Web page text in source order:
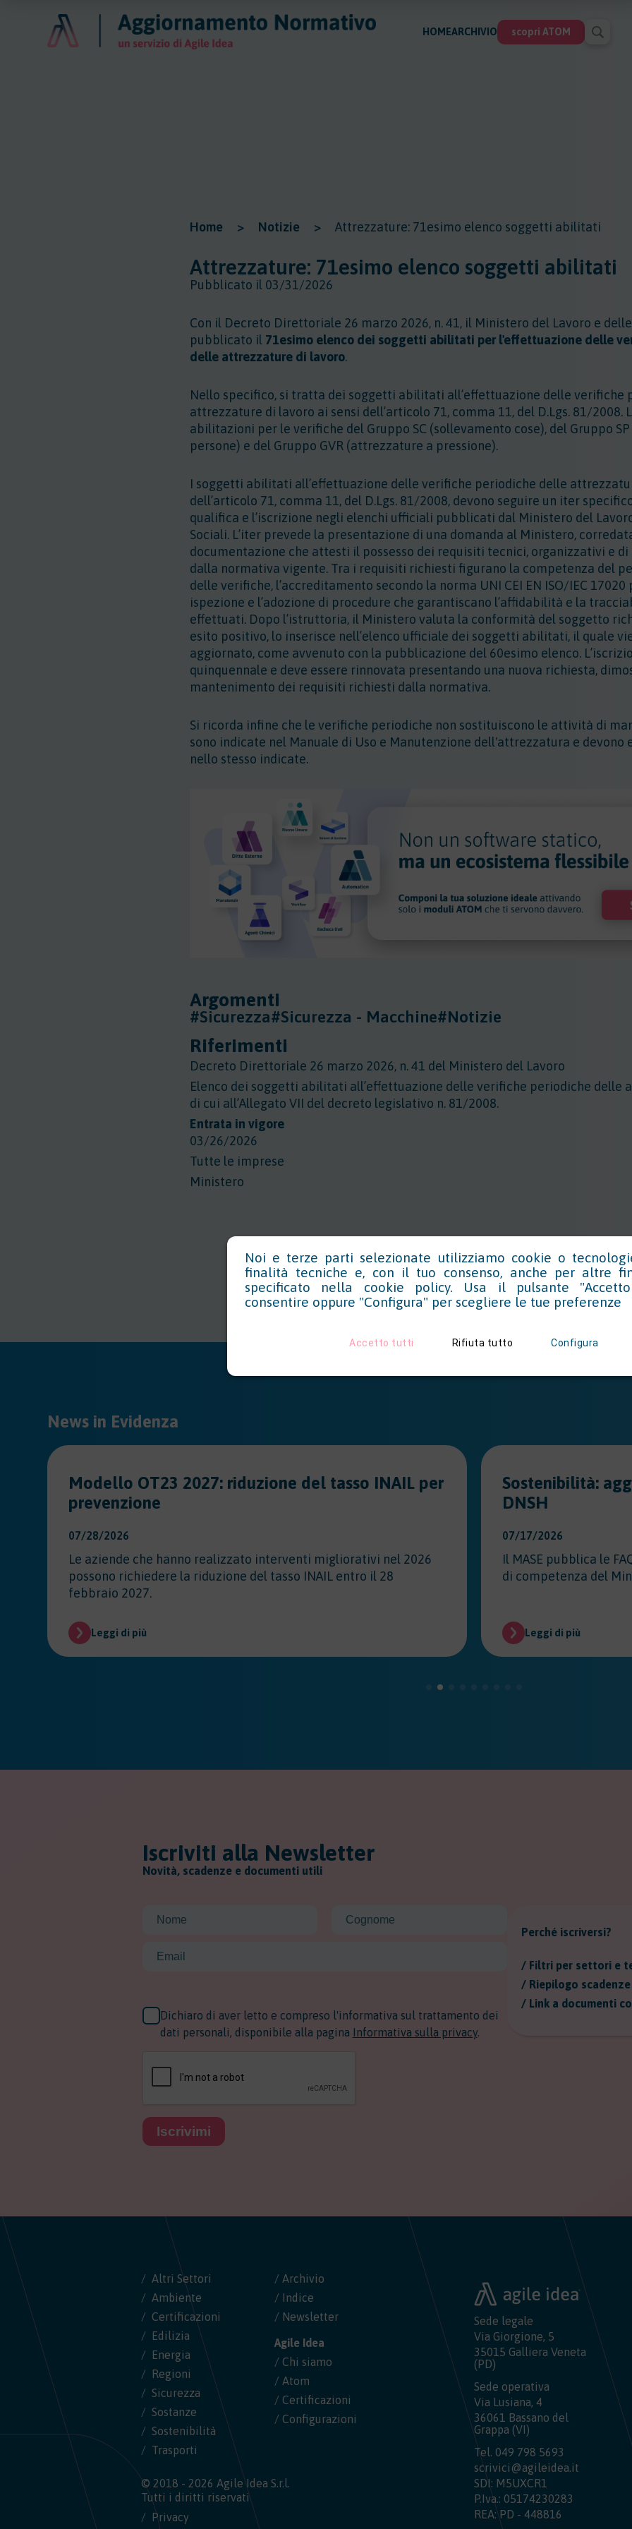
HOMEARCHIVIO scopri ATOM
Home > Notizie > Attrezzature: 71esimo elenco soggetti abilitati
Attrezzature: 71esimo elenco soggetti abilitati
Pubblicato il 03/31/2026
Con il Decreto Direttoriale 26 marzo 2026, n. 41, il Ministero del Lavoro e
pubblicato il 71esimo elenco dei soggetti abilitati per l'effettuazione delle
delle attrezzature di lavoro.
Nello specifico, si tratta dei soggetti abilitati all’effettuazione delle verifiche
attrezzature di lavoro ai sensi dell’articolo 71, comma 11, del D.Lgs. 81/2008.
abilitazioni per le verifiche del Gruppo SC (sollevamento cose), del Gruppo
persone) e del Gruppo GVR (attrezzature a pressione).
I soggetti abilitati all’effettuazione delle verifiche periodiche delle
dell’articolo 71, comma 11, del D.Lgs. 81/2008, devono seguire un iter
qualifica e l’iscrizione negli elenchi ufficiali pubblicati dal Ministero del
Sociali. L’iter prevede la presentazione di una domanda al Ministero,
documentazione che attesti il possesso dei requisiti tecnici, organizzativi e
dalla normativa vigente. Tra i requisiti richiesti figurano la competenza del
delle verifiche, l’accreditamento secondo la norma UNI CEI EN ISO/IEC
ispezione e l’adozione di procedure che garantiscano l’affidabilità e la
effettuati. Dopo l’istruttoria, il Ministero valuta la conformità del soggetto
esito positivo, lo inserisce nell’elenco ufficiale dei soggetti abilitati, il quale
aggiornato, come avvenuto con la pubblicazione del 60esimo elenco.
quinquennale e deve essere rinnovata presentando una nuova richiesta,
mantenimento dei requisiti richiesti dalla normativa.
Si ricorda infine che le verifiche periodiche non sostituiscono le attività di
sono indicate nel Manuale di Uso e Manutenzione dell'attrezzatura e devono
nello stesso indicate.
Argomenti
#Sicurezza#Sicurezza - Macchine#Notizie
Riferimenti
Decreto Direttoriale 26 marzo 2026, n. 41 del Ministero del Lavoro
Elenco dei soggetti abilitati all’effettuazione delle verifiche periodiche delle
di cui all’Allegato VII del decreto legislativo n. 81/2008.
Entrata in vigore
03/26/2026
Tutte le imprese
Ministero
News in Evidenza
Modello OT23 2027: riduzione del tasso INAIL per
prevenzione
07/28/2026
Le aziende che hanno realizzato interventi migliorativi nel 2026
possono richiedere la riduzione del tasso INAIL entro il 28
febbraio 2027.
Leggi di più
Sostenibilità:
DNSH
07/17/2026
Il MASE pubblica le
di competenza del
Leggi di più
Iscriviti alla Newsletter
Novità, scadenze e documenti utili
Dichiaro di aver letto e compreso l'informativa sul trattamento dei
dati personali, disponibile alla pagina Informativa sulla privacy.
Iscrivimi
Perché iscriversi?
/ Filtri per settori e
/ Riepilogo
/ Link a documenti
Altri Settori
Ambiente
Certificazioni
Edilizia
Energia
Regioni
Sicurezza
Sostanze
Sostenibilità
Trasporti
/ Archivio
/ Indice
/ Newsletter
Agile Idea
/ Chi siamo
/ Atom
/ Certificazioni
/ Configurazioni
Sede legale
Via Giorgione, 5
35015 Galliera Veneta
(PD)
Sede operativa
Via Lusiana, 4
36061 Bassano del
Grappa (VI)
Tel. 049 798 5693
scrivici@agileidea.it
SDI: M5UXCR1
P.Iva.: 05174230283
REA: PD - 448816
© 2018 - 2026 Agile Idea S.r.l.
Tutti i diritti riservati
Privacy
Noi e terze parti selezionate utilizziamo cookie o
finalità tecniche e, con il tuo consenso, anche per altre
specificato nella cookie policy. Usa il pulsante
consentire oppure "Configura" per scegliere le tue preferenze
Accetto tutti Rifiuta tutto Configura